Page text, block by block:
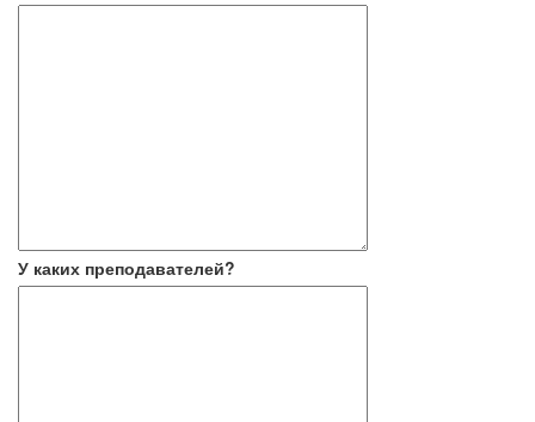
У каких преподавателей?